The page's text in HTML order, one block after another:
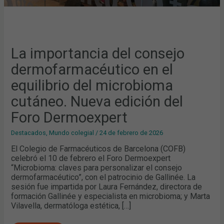
La importancia del consejo
dermofarmacéutico en el
equilibrio del microbioma
cutáneo. Nueva edición del
Foro Dermoexpert
Destacados, Mundo colegial /24 de febrero de 2026
El Colegio de Farmacéuticos de Barcelona (COFB)
celebró el 10 de febrero el Foro Dermoexpert
“Microbioma: claves para personalizar el consejo
dermofarmacéutico”, con el patrocinio de Gallinée. La
sesión fue impartida por Laura Fernández, directora de
formación Gallinée y especialista en microbioma; y Marta
Vilavella, dermatóloga estética, […]